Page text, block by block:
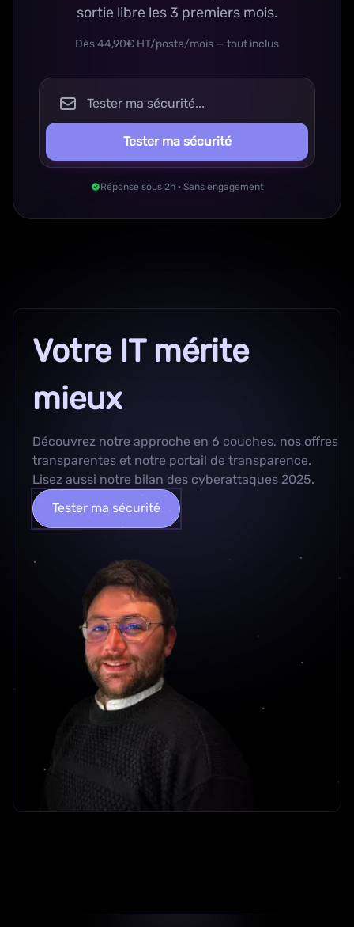
sortie libre les 3 premiers mois.
Dès 44,90€ HT/poste/mois — tout inclus
Tester ma sécurité...
Tester ma sécurité
Réponse sous 2h · Sans engagement
Votre IT mérite
mieux
Découvrez notre approche en 6 couches, nos offres
transparentes et notre portail de transparence.
Lisez aussi notre bilan des cyberattaques 2025.
Tester ma sécurité